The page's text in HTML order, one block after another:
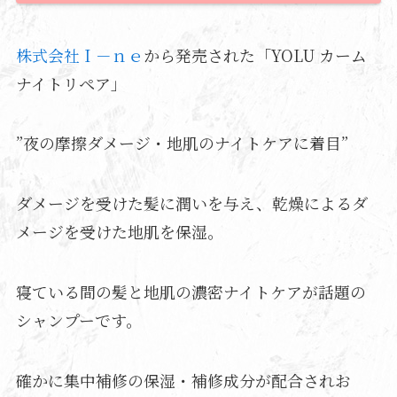
株式会社Ｉ－ｎｅから発売された「YOLU カーム
ナイトリペア」
”夜の摩擦ダメージ・地肌のナイトケアに着目”
ダメージを受けた髪に潤いを与え、乾燥によるダ
メージを受けた地肌を保湿。
寝ている間の髪と地肌の濃密ナイトケアが話題の
シャンプーです。
確かに集中補修の保湿・補修成分が配合されお